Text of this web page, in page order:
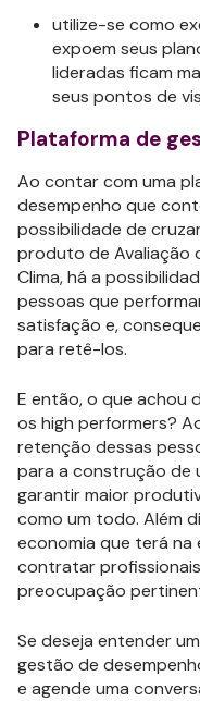
utilize-se como
expoem seus
lideradas ficam
seus pontos de
Plataforma de
Ao contar com uma
desempenho que
possibilidade de
produto de Avaliação
Clima, há a
pessoas que
satisfação e,
para retê-los.
E então, o que achou
os high performers?
retenção dessas
para a construção de
garantir maior
como um todo. Além
economia que terá na
contratar
preocupação
Se deseja entender
gestão de
e agende uma